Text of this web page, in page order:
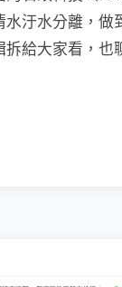
水汙水分離，做
拆給大家看，也